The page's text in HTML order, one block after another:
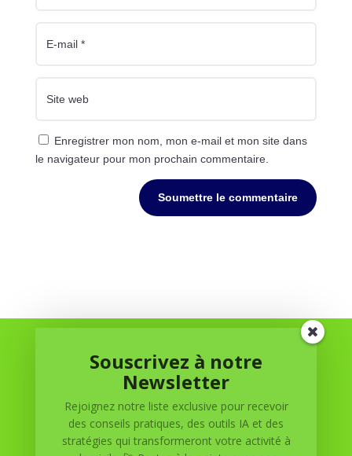
Enregistrer mon nom, mon e-mail et mon site dans
le navigateur pour mon prochain commentaire.
Soumettre le commentaire
Réussite à Domicile
Souscrivez à notre
Newsletter
Rejoignez notre liste exclusive pour recevoir
des conseils pratiques, des outils IA et des
stratégies qui transformeront votre activité à